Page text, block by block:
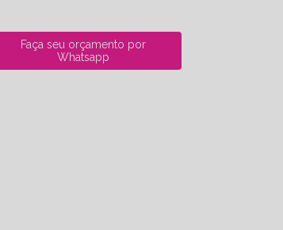
Faça seu orçamento por
Whatsapp